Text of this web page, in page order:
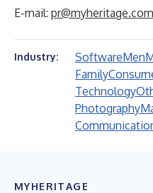
E-mail: pr@myheritage.com
Industry: SoftwareMen
Family
Technology
Photography
MYHERITAGE